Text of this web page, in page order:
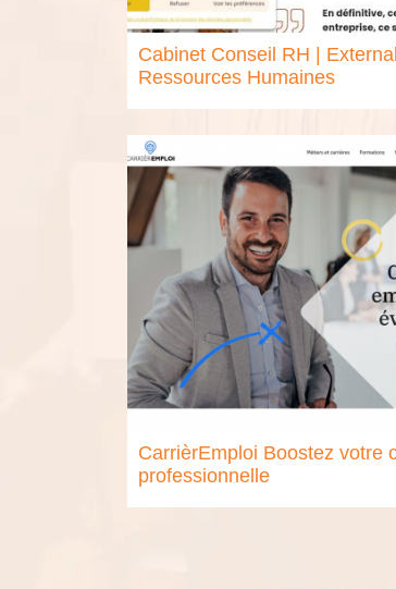
Cabinet Conseil RH |
Ressources Humaines
CarrièrEmploi Boostez votre
professionnelle